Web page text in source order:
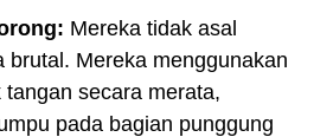
Mereka tidak asal
brutal. Mereka menggunakan
tangan secara merata,
pada bagian punggung